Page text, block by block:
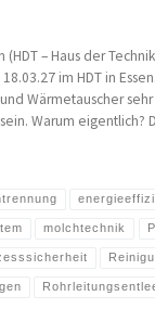
– Haus der
im HDT in
Wärmetauscher
Warum eigentlich?
molchtechnik